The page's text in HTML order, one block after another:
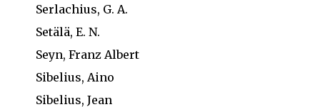
Serlachius, G. A.
Setälä, E. N.
Seyn, Franz Albert
Sibelius, Aino
Sibelius, Jean